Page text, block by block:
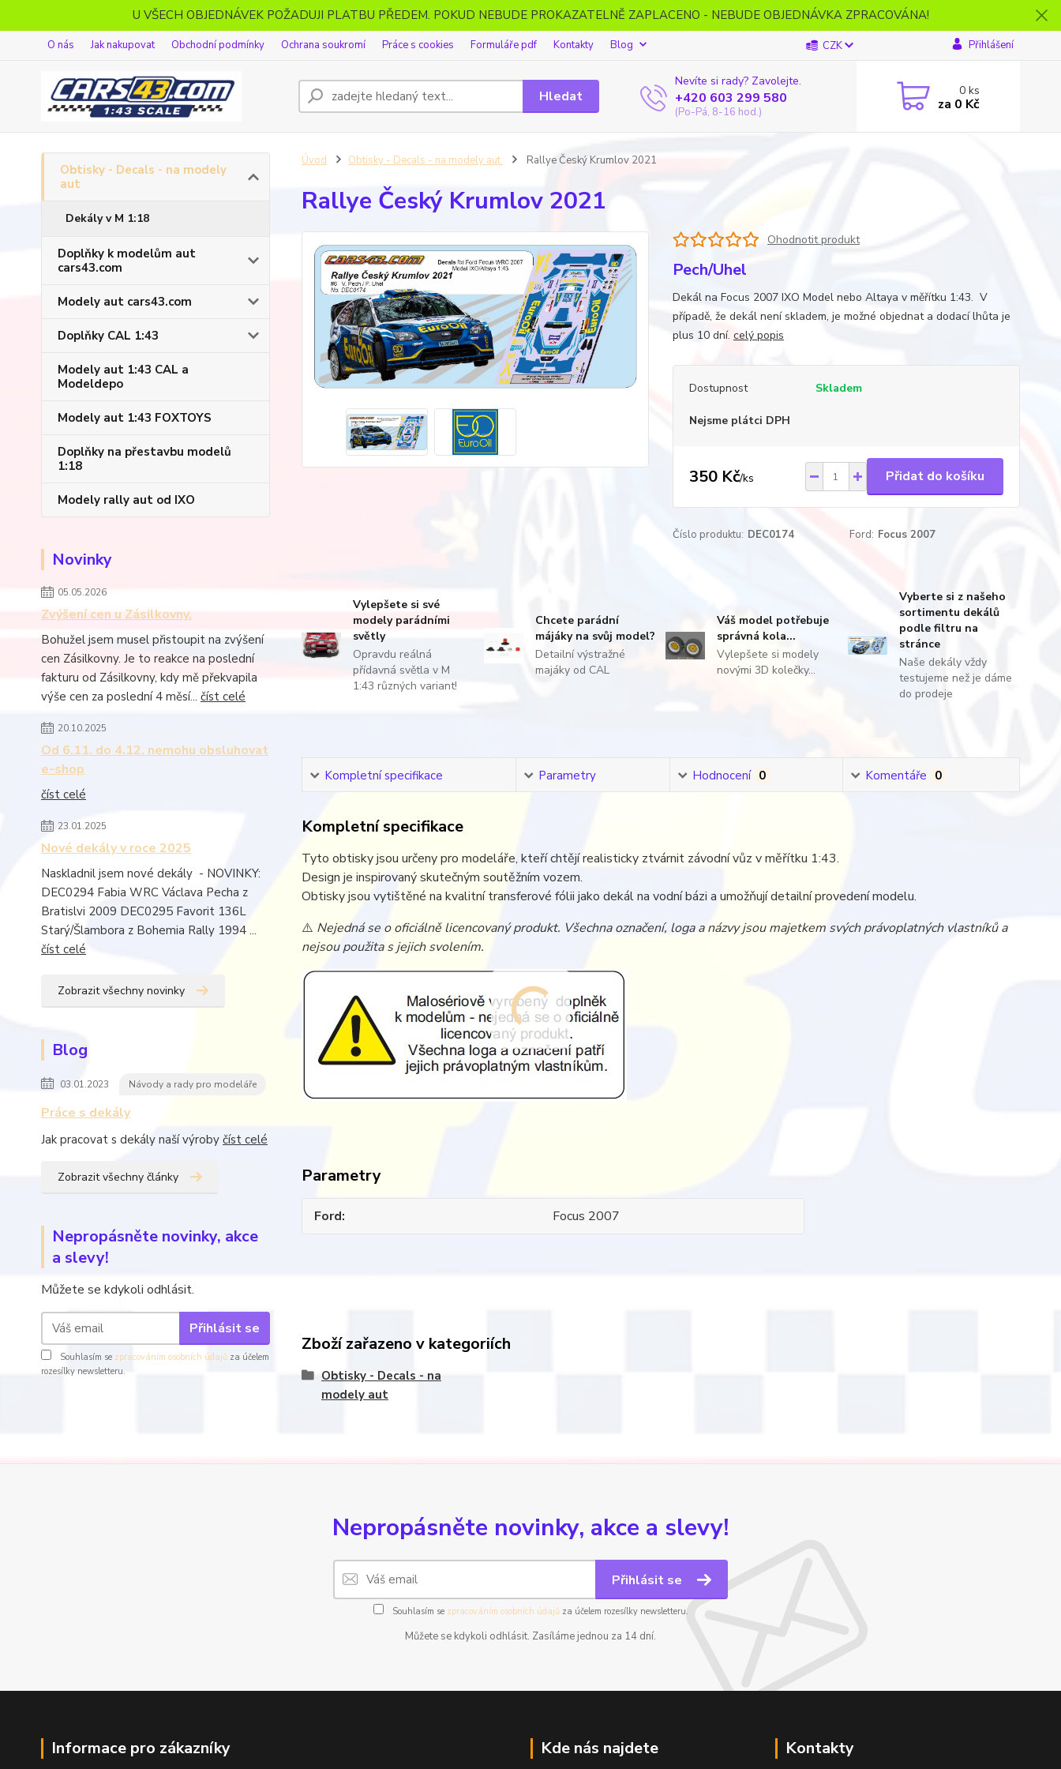
U VŠECH OBJEDNÁVEK POŽADUJI PLATBU PŘEDEM. POKUD NEBUDE PROKAZATELNĚ ZAPLACENO - NEBUDE OBJEDNÁVKA ZPRACOVÁNA!
O nás Jak nakupovat Obchodní podmínky Ochrana soukromí Práce s cookies Formuláře pdf Kontakty Blog CZK Přihlášení
Hledat
Nevíte si rady? Zavolejte.
+420 603 299 580
(Po-Pá, 8-16 hod.)
0ks
za 0 Kč
Obtisky - Decals - na modely
aut
Dekály v M 1:18
Doplňky k modelům aut
cars43.com
Modely aut cars43.com
Doplňky CAL 1:43
Modely aut 1:43 CAL a
Modeldepo
Modely aut 1:43 FOXTOYS
Doplňky na přestavbu modelů
1:18
Modely rally aut od IXO
Novinky
05.05.2026
Zvýšení cen u Zásilkovny.
Bohužel jsem musel přistoupit na zvýšení
cen Zásilkovny. Je to reakce na poslední
fakturu od Zásilkovny, kdy mě překvapila
výše cen za poslední 4 měsí... číst celé
20.10.2025
Od 6.11. do 4.12. nemohu obsluhovat
e-shop
číst celé
23.01.2025
Nové dekály v roce 2025
Naskladnil jsem nové dekály - NOVINKY:
DEC0294 Fabia WRC Václava Pecha z
Bratislvi 2009 DEC0295 Favorit 136L
Starý/Šlambora z Bohemia Rally 1994 ...
číst celé
Zobrazit všechny novinky
Blog
03.01.2023 Návody a rady pro modeláře
Práce s dekály
Jak pracovat s dekály naší výroby číst celé
Zobrazit všechny články
Nepropásněte novinky, akce
a slevy!
Můžete se kdykoli odhlásit.
Přihlásit se
Souhlasím se zpracováním osobních údajů za účelem
rozesílky newsletteru.
Úvod Obtisky - Decals - na modely aut Rallye Český Krumlov 2021
Rallye Český Krumlov 2021
Ohodnotit produkt
Pech/Uhel
Dekál na Focus 2007 IXO Model nebo Altaya v měřítku 1:43. V
případě, že dekál není skladem, je možné objednat a dodací lhůta je
plus 10 dní. celý popis
Dostupnost Skladem
Nejsme plátci DPH
350 Kč/ks Přidat do košíku
Číslo produktu: DEC0174 Ford: Focus 2007
Vylepšete si své
modely parádními
světly
Opravdu reálná
přídavná světla v M
1:43 různých variant!
Chcete parádní
májáky na svůj model?
Detailní výstražné
majáky od CAL
Váš model potřebuje
správná kola...
Vylepšete si modely
novými 3D kolečky...
Vyberte si z našeho
sortimentu dekálů
podle filtru na
stránce
Naše dekály vždy
testujeme než je dáme
do prodeje
Kompletní specifikace Parametry Hodnocení 0 Komentáře 0
Kompletní specifikace
Tyto obtisky jsou určeny pro modeláře, kteří chtějí realisticky ztvárnit závodní vůz v měřítku 1:43.
Design je inspirovaný skutečným soutěžním vozem.
Obtisky jsou vytištěné na kvalitní transferové fólii jako dekál na vodní bázi a umožňují detailní provedení modelu.
⚠️ Nejedná se o oficiálně licencovaný produkt. Všechna označení, loga a názvy jsou majetkem svých právoplatných vlastníků a
nejsou použita s jejich svolením.
Parametry
Ford Focus 2007
Zboží zařazeno v kategoriích
Obtisky - Decals - na
modely aut
Nepropásněte novinky, akce a slevy!
Přihlásit se
Souhlasím se zpracováním osobních údajůza účelem rozesílky newsletteru.
Můžete se kdykoli odhlásit. Zasíláme jednou za 14 dní.
Informace pro zákazníky Kde nás najdete Kontakty